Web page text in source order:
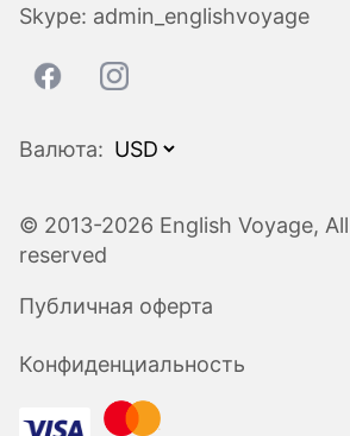
Skype: admin_englishvoyage
Валюта:
© 2013-2026 English Voyage,
reserved
Публичная оферта
Конфиденциальность